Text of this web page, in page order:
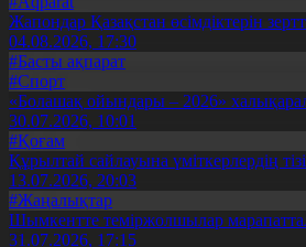
Жапондар Қазақстан өсімдіктерін
04.08.2026, 17:30
#Басты ақпарат
#Спорт
«Болашақ ойындары – 2026»
30.07.2026, 10:01
#Қоғам
Құрылтай сайлауына үміткерлердің
13.07.2026, 20:03
#Жаңалықтар
Шымкентте теміржолшылар
31.07.2026, 17:15